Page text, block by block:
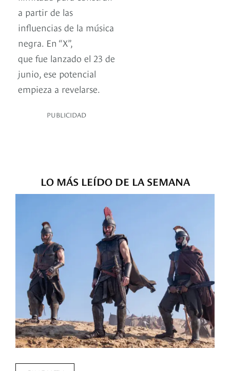
a partir de las
influencias de la música
negra. En “X”,
que fue lanzado el 23 de
junio, ese potencial
empieza a revelarse.
PUBLICIDAD
LO MÁS LEÍDO DE LA SEMANA